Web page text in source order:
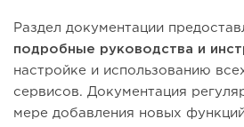
Раздел документации
подробные руководства и
настройке и использованию
сервисов. Документация
мере добавления новых